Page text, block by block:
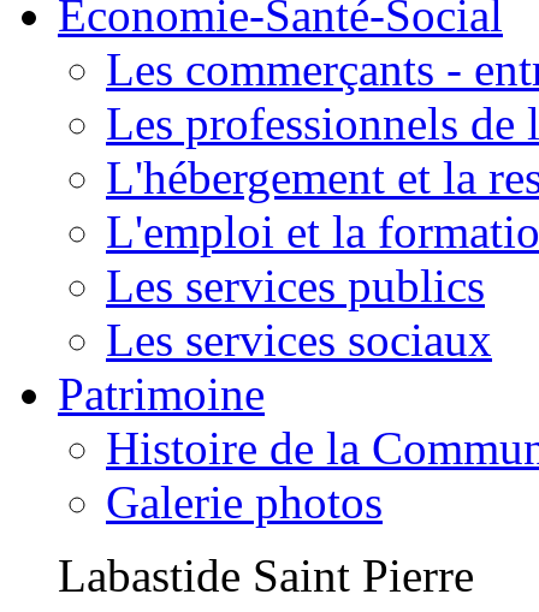
Economie-Santé-Social
Les commerçants -
Les professionnels de
L'hébergement et la
L'emploi et la
Les services publics
Les services sociaux
Patrimoine
Histoire de la
Galerie photos
Labastide Saint Pierre